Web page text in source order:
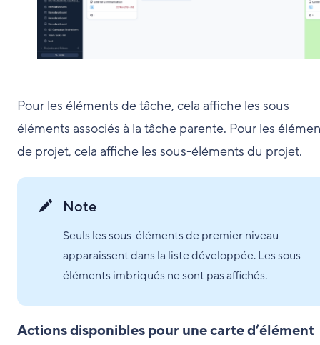
Pour les éléments de tâche, cela affiche les sous-
éléments associés à la tâche parente. Pour les
de projet, cela affiche les sous-éléments du projet.
Note
Seuls les sous-éléments de premier niveau
apparaissent dans la liste développée. Les sous-
éléments imbriqués ne sont pas affichés.
Actions disponibles pour une carte d’élément